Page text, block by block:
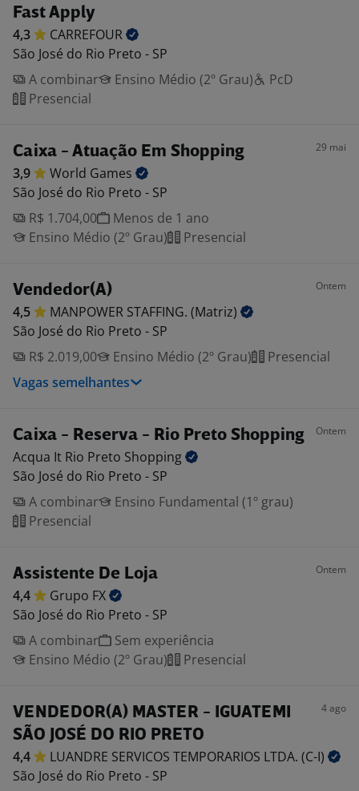
Fast Apply
4,3
CARREFOUR
São José do Rio Preto - SP
A combinar
Ensino Médio (2º Grau)
PcD
Presencial
Caixa - Atuação Em Shopping 29 mai
3,9 World Games
São José do Rio Preto - SP
R$ 1.704,00
Menos de 1 ano
Ensino Médio (2º Grau)
Presencial
Vendedor(A) Ontem
4,5 MANPOWER STAFFING. (Matriz)
São José do Rio Preto - SP
R$ 2.019,00
Ensino Médio (2º Grau)
Presencial
Vagas semelhantes
Caixa - Reserva - Rio Preto Shopping Ontem
Acqua It Rio Preto Shopping
São José do Rio Preto - SP
A combinar
Ensino Fundamental (1º grau)
Presencial
Assistente De Loja Ontem
4,4 Grupo FX
São José do Rio Preto - SP
A combinar
Sem experiência
Ensino Médio (2º Grau)
Presencial
VENDEDOR(A) MASTER - IGUATEMI
SÃO JOSÉ DO RIO PRETO
4 ago
4,4 LUANDRE SERVICOS TEMPORARIOS LTDA. (C-I)
São José do Rio Preto - SP